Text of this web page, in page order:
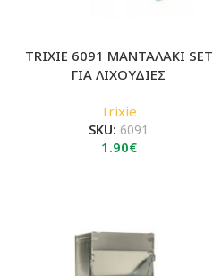
TRIXIE 6091 ΜΑΝΤΑΛΑΚΙ SET
ΓΙΑ ΛΙΧΟΥΔΙΕΣ
Trixie
SKU: 6091
1.90€